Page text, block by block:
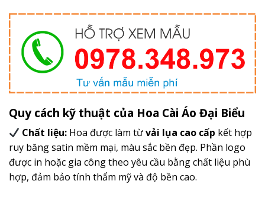
Quy cách kỹ thuật của Hoa Cài Áo Đại Biểu
Chất liệu: Hoa được làm từvải lụa cao cấp kết hợp
ruy băng satin mềm mại, màu sắc bền đẹp. Phần logo
được in hoặc gia công theo yêu cầu bằng chất liệu phù
hợp, đảm bảo tính thẩm mỹ và độ bền cao.